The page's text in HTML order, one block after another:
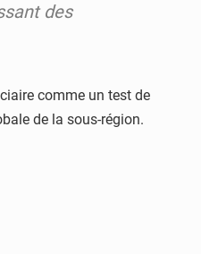
des
comme un test de
de la sous-région.